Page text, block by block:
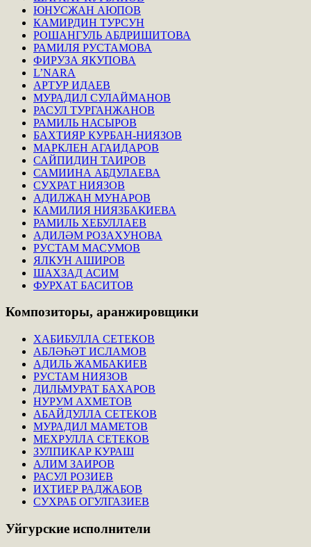
ЮНУСЖАН АЮПОВ
КАМИРДИН ТУРСУН
РОШАНГУЛЬ АБДРИШИТОВА
РАМИЛЯ РУСТАМОВА
ФИРУЗА ЯКУПОВА
L’NARA
АРТУР ИДАЕВ
МУРАДИЛ СУЛАЙМАНОВ
РАСУЛ ТУРГАНЖАНОВ
РАМИЛЬ НАСЫРОВ
БАХТИЯР КУРБАН-НИЯЗОВ
МАРКЛЕН АГАИДАРОВ
САЙПИДИН ТАИРОВ
САМИИНА АБДУЛАЕВА
СУХРАТ НИЯЗОВ
АДИЛЖАН МУНАРОВ
КАМИЛИЯ НИЯЗБАКИЕВА
РАМИЛЬ ХЕБУЛЛАЕВ
АДИЛӘМ РОЗАХУНОВА
РУСТАМ МАСУМОВ
ЯЛКУН АШИРОВ
ШАХЗАД АСИМ
ФУРХАТ БАСИТОВ
Композиторы, аранжировщики
ХАБИБУЛЛА СЕТЕКОВ
АБЛӘҺӘТ ИСЛАМОВ
АДИЛЬ ЖАМБАКИЕВ
РУСТАМ НИЯЗОВ
ДИЛЬМУРАТ БАХАРОВ
НУРУМ АХМЕТОВ
АБАЙДУЛЛА СЕТЕКОВ
МУРАДИЛ МАМЕТОВ
МЕХРУЛЛА СЕТЕКОВ
ЗУЛПИКАР КУРАШ
АЛИМ ЗАИРОВ
РАСУЛ РОЗИЕВ
ИХТИЕР РАДЖАБОВ
СУХРАБ ОГУЛГАЗИЕВ
Уйгурские исполнители